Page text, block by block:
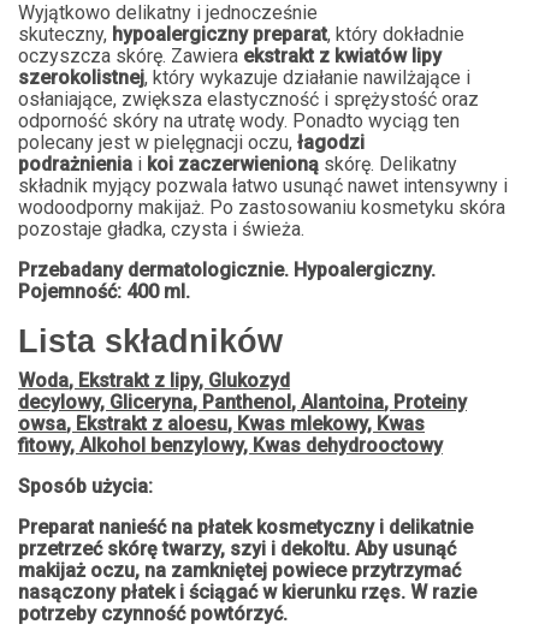
Wyjątkowo delikatny i jednocześnie
skuteczny, hypoalergiczny preparat, który dokładnie
oczyszcza skórę. Zawiera ekstrakt z kwiatów lipy
szerokolistnej, który wykazuje działanie nawilżające i
osłaniające, zwiększa elastyczność i sprężystość oraz
odporność skóry na utratę wody. Ponadto wyciąg ten
polecany jest w pielęgnacji oczu, łagodzi
podrażnienia i koi zaczerwienioną skórę. Delikatny
składnik myjący pozwala łatwo usunąć nawet intensywny i
wodoodporny makijaż. Po zastosowaniu kosmetyku skóra
pozostaje gładka, czysta i świeża.
Przebadany dermatologicznie. Hypoalergiczny.
Pojemność: 400 ml.
Lista składników
Woda, Ekstrakt z lipy, Glukozyd
decylowy, Gliceryna, Panthenol , Alantoina, Proteiny
owsa, Ekstrakt z aloesu, Kwas mlekowy, Kwas
fitowy, Alkohol benzylowy, Kwas dehydrooctowy
Sposób użycia:
Preparat nanieść na płatek kosmetyczny i delikatnie
przetrzeć skórę twarzy, szyi i dekoltu. Aby usunąć
makijaż oczu, na zamkniętej powiece przytrzymać
nasączony płatek i ściągać w kierunku rzęs. W razie
potrzeby czynność powtórzyć.